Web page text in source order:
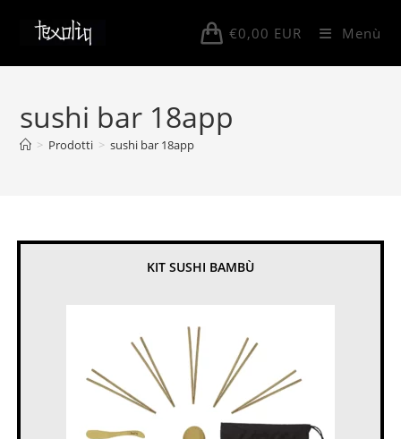
€0,00 EUR Menù
sushi bar 18app
> Prodotti > sushi bar 18app
KIT SUSHI BAMBÙ